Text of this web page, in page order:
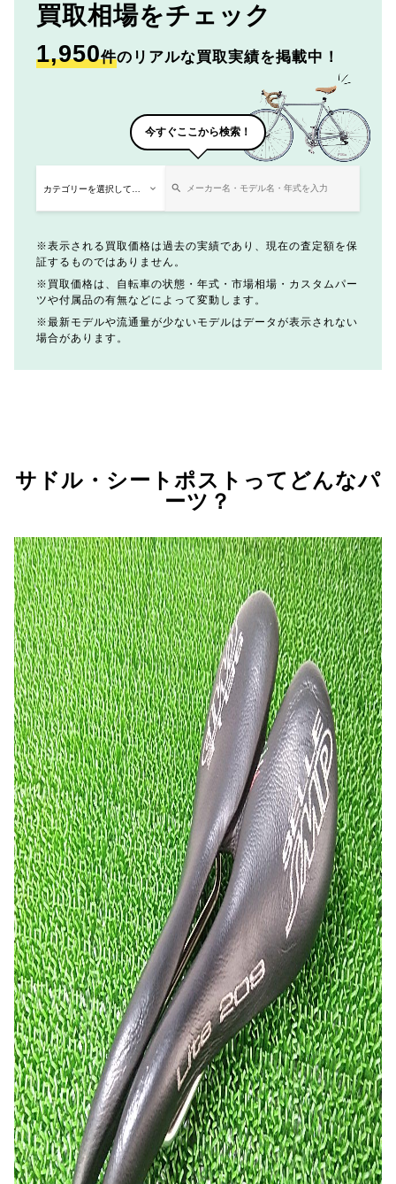
買取相場をチェック
1,950件のリアルな買取実績を掲載中！
今すぐここから検索！
表示される買取価格は過去の実績であり、現在の査定額を保
証するものではありません。
買取価格は、自転車の状態・年式・市場相場・カスタムパー
ツや付属品の有無などによって変動します。
最新モデルや流通量が少ないモデルはデータが表示されない
場合があります。
サドル・シートポストってどんなパ
ーツ？